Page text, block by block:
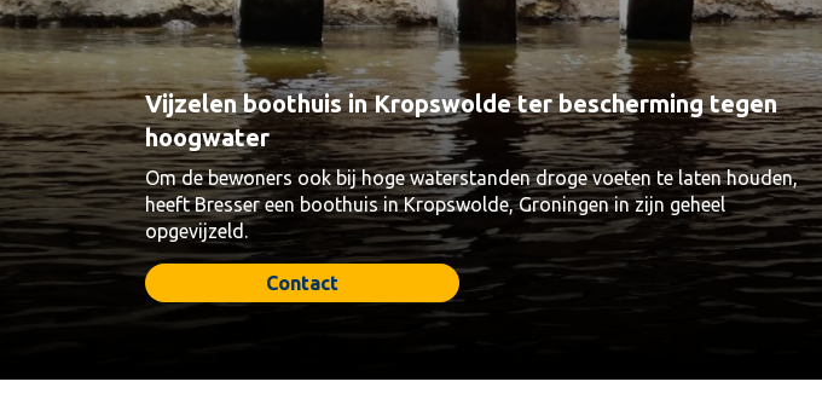
Vijzelen boothuis in Kropswolde ter bescherming tegen
hoogwater
Om de bewoners ook bij hoge waterstanden droge voeten te laten houden,
heeft Bresser een boothuis in Kropswolde, Groningen in zijn geheel
opgevijzeld.
Contact